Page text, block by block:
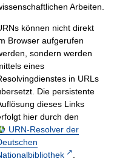
Arbeiten.
können nicht direkt
Browser aufgerufen
sondern werden
eines
in URLs
Die persistente
dieses Links
hier durch den
URN-Resolver der
.